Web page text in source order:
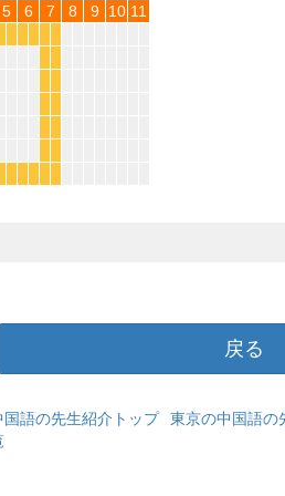
5 6 7 8 9 10 11
戻る
語の先生紹介トップ 東京の中国語の